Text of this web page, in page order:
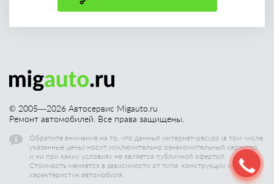
© 2005—2026 Автосервис Migauto.ru
Ремонт автомобилей. Все права защищены.
Обратите внимание на то, что данный интернет-ресурс (в том числе
указанные цены) носит исключительно ознакомительный характер,
и ни при каких условиях не является публичной офертой.
Стоимость меняется в зависимости от типа, конструкции и других
характеристик автомобиля.